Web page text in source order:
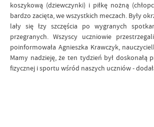
koszykową (dziewczynki) i piłkę nożną
bardzo zacięta, we wszystkich meczach. Były
lały się łzy szczęścia po wygranych
przegranych. Wszyscy uczniowie
poinformowała Agnieszka Krawczyk,
Mamy nadzieję, że ten tydzień był doskonałą
fizycznej i sportu wśród naszych uczniów -